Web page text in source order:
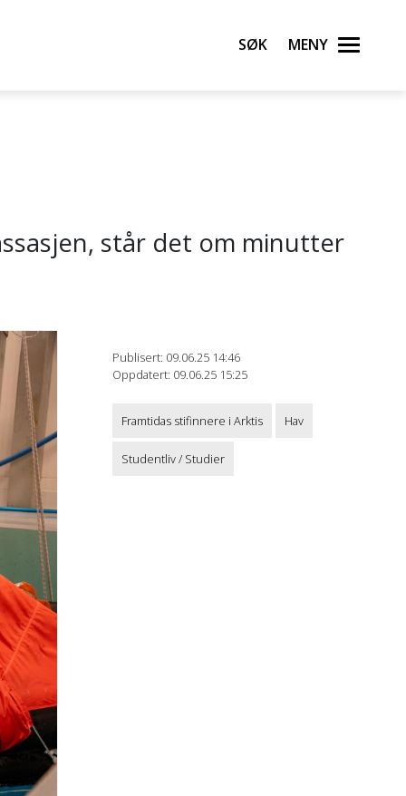
Søk Meny
står det om minutter
Publisert: 09.06.25 14:46
Oppdatert: 09.06.25 15:25
Framtidas stifinnere i Arktis Hav
Studentliv / Studier